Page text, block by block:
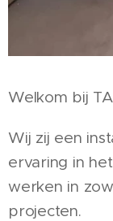
Welkom bij
Wij zij een
ervaring in
werken in
projecten.